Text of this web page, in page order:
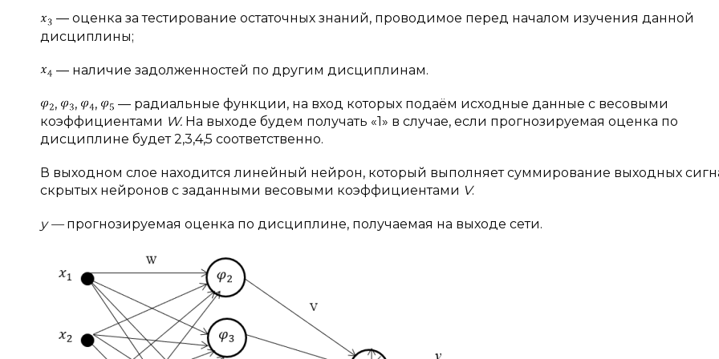
— оценка за тестирование остаточных знаний, проводимое перед началом изучения данной
дисциплины;
— наличие задолженностей по другим дисциплинам.
, , ,
— радиальные функции, на вход которых подаём исходные данные с весовыми
коэффициентами W. На выходе будем получать «1» в случае, если прогнозируемая оценка по
дисциплине будет 2,3,4,5 соответственно.
В выходном слое находится линейный нейрон, который выполняет суммирование выходных
скрытых нейронов с заданными весовыми коэффициентами V.
y — прогнозируемая оценка по дисциплине, получаемая на выходе сети.